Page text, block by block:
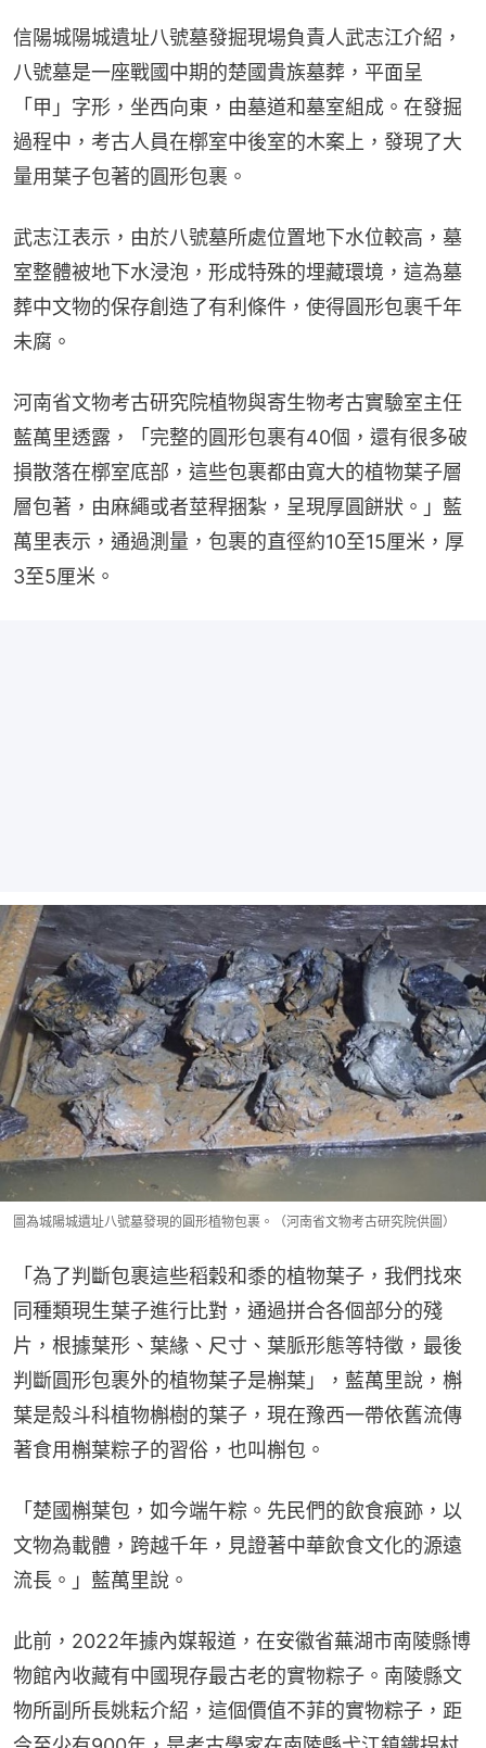
信陽城陽城遺址八號墓發掘現場負責人武志江介紹，
八號墓是一座戰國中期的楚國貴族墓葬，平面呈
「甲」字形，坐西向東，由墓道和墓室組成。在發掘
過程中，考古人員在槨室中後室的木案上，發現了大
量用葉子包著的圓形包裹。
武志江表示，由於八號墓所處位置地下水位較高，墓
室整體被地下水浸泡，形成特殊的埋藏環境，這為墓
葬中文物的保存創造了有利條件，使得圓形包裹千年
未腐。
河南省文物考古研究院植物與寄生物考古實驗室主任
藍萬里透露，「完整的圓形包裹有40個，還有很多破
損散落在槨室底部，這些包裹都由寬大的植物葉子層
層包著，由麻繩或者莖稈捆紮，呈現厚圓餅狀。」藍
萬里表示，通過測量，包裹的直徑約10至15厘米，厚
3至5厘米。
圖為城陽城遺址八號墓發現的圓形植物包裹。（河南省文物考古研究院供圖）
「為了判斷包裹這些稻穀和黍的植物葉子，我們找來
同種類現生葉子進行比對，通過拼合各個部分的殘
片，根據葉形、葉緣、尺寸、葉脈形態等特徵，最後
判斷圓形包裹外的植物葉子是槲葉」，藍萬里說，槲
葉是殼斗科植物槲樹的葉子，現在豫西一帶依舊流傳
著食用槲葉粽子的習俗，也叫槲包。
「楚國槲葉包，如今端午粽。先民們的飲食痕跡，以
文物為載體，跨越千年，見證著中華飲食文化的源遠
流長。」藍萬里說。
此前，2022年據內媒報道，在安徽省蕪湖市南陵縣博
物館內收藏有中國現存最古老的實物粽子。南陵縣文
物所副所長姚耘介紹，這個價值不菲的實物粽子，距